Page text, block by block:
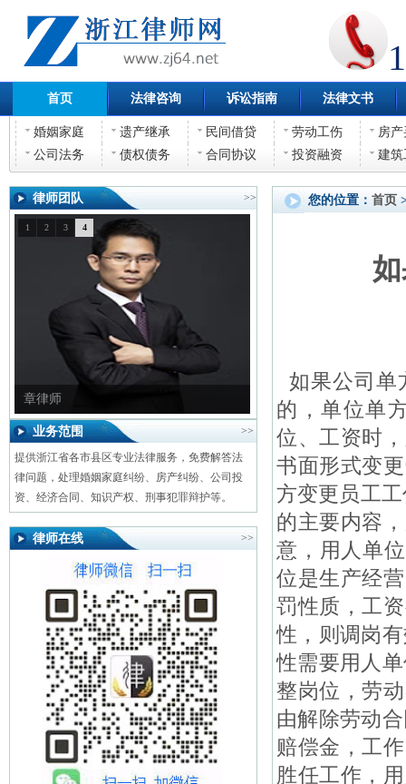
首页 法律咨询 诉讼指南 法律文书
婚姻家庭 遗产继承 民间借贷 劳动工伤
房
公司法务
债权债务 合同协议 投资融资 建筑
律师团队 >>
章律师
1 2 3 4
业务范围 >>
提供浙江省各市县区专业法律服务，免费解答法
律问题，处理婚姻家庭纠纷、房产纠纷、公司投
资、经济合同、知识产权、刑事犯罪辩护等。
律师在线 >>
您的位置： 首页
如果公司单
的，单位单
位、工资时
书面形式变
方变更员工
的主要内容
意，用人单
位是生产经
罚性质，工
性，则调岗
性需要用人
整岗位，劳
由解除劳动
赔偿金，工
胜任工作，